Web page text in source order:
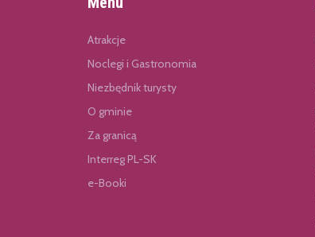
Atrakcje
Noclegi i Gastronomia
Niezbędnik turysty
O gminie
Za granicą
Interreg PL-SK
e-Booki